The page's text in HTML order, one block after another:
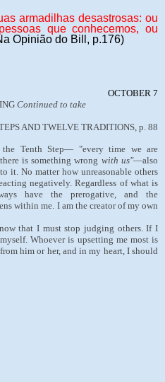
armadilhas desastrosas: ou
que conhecemos, ou
Opinião do Bill, p.176)
OCTOBER 7
Continued to take
AND TWELVE TRADITIONS, p. 88
Tenth Step— "every time we are
is something wrong with us"—also
it. No matter how unreasonable others
negatively. Regardless of what is
have the prerogative, and the
within me. I am the creator of my own
that I must stop judging others. If I
Whoever is upsetting me most is
him or her, and in my heart, I should